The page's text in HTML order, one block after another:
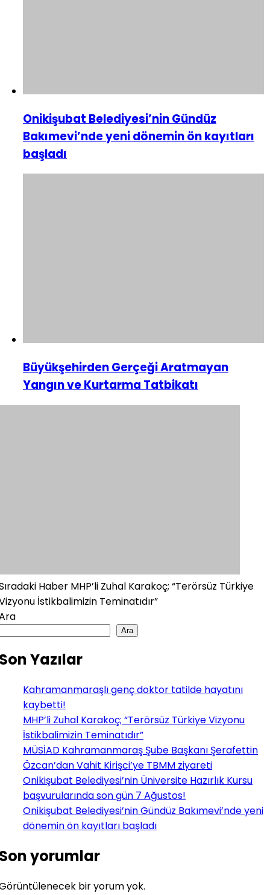
Onikişubat Belediyesi’nin Gündüz
Bakımevi’nde yeni dönemin ön kayıtları
başladı
Büyükşehirden Gerçeği Aratmayan
Yangın ve Kurtarma Tatbikatı
Haber MHP’li Zuhal Karakoç; “Terörsüz Türkiye
İstikbalimizin Teminatıdır”
Ara
Yazılar
Kahramanmaraşlı genç doktor tatilde hayatını
kaybetti!
MHP’li Zuhal Karakoç; “Terörsüz Türkiye Vizyonu
İstikbalimizin Teminatıdır”
MÜSİAD Kahramanmaraş Şube Başkanı Şerafettin
Özcan’dan Vahit Kirişci’ye TBMM ziyareti
Onikişubat Belediyesi’nin Üniversite Hazırlık Kursu
başvurularında son gün 7 Ağustos!
Onikişubat Belediyesi’nin Gündüz Bakımevi’nde yeni
dönemin ön kayıtları başladı
yorumlar
bir yorum yok.